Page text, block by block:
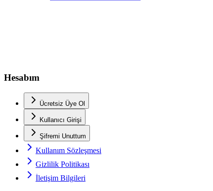
Hesabım
Ücretsiz Üye Ol
Kullanıcı Girişi
Şifremi Unuttum
Kullanım Sözleşmesi
Gizlilik Politikası
İletişim Bilgileri